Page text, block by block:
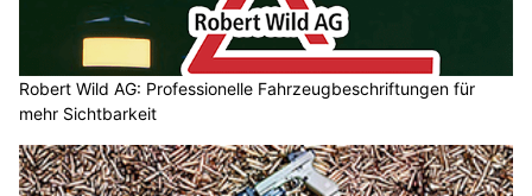
Robert Wild AG: Professionelle Fahrzeugbeschriftungen für
mehr Sichtbarkeit